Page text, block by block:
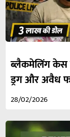
ब्लैकमेलिंग केस में
ड्रग और अवैध
28/02/2026